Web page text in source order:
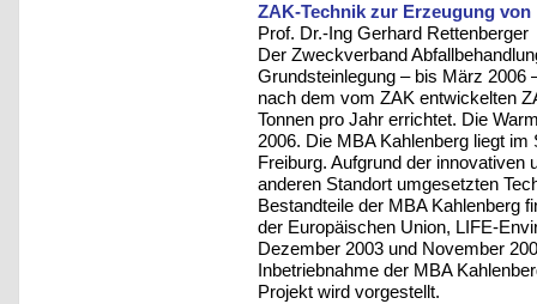
ZAK-Technik zur Erzeugung
Prof. Dr.-Ing Gerhard Rettenberger
Der Zweckverband
Grundsteinlegung – bis März 2006
nach dem vom ZAK entwickelten
Tonnen pro Jahr errichtet. Die
2006. Die MBA Kahlenberg liegt
Freiburg. Aufgrund der
anderen Standort umgesetzten
Bestandteile der MBA Kahlenberg
der Europäischen Union, LIFE-
Dezember 2003 und November
Inbetriebnahme der MBA
Projekt wird vorgestellt.